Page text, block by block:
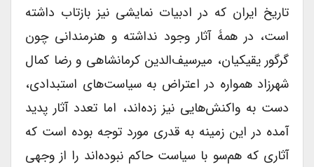
تاریخ ایران که در ادبیات نمایشی نیز بازتاب داشته
است، در همۀ آثار وجود نداشته و هنرمندانی چون
گرگور یقیکیان، میرسیف‌الدین کرمانشاهی و رضا کمال
شهرزاد همواره در اعتراض به سیاست‌های استبدادی،
دست به واکنش‌هایی نیز زده‌اند، اما تعدد آثار پدید
آمده در این زمینه به قدری مورد توجه بوده است که
آثاری که هم‌سو با سیاست حاکم نبوده‌اند را از وجهی